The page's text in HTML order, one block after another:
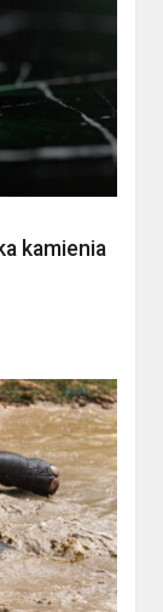
kamienia